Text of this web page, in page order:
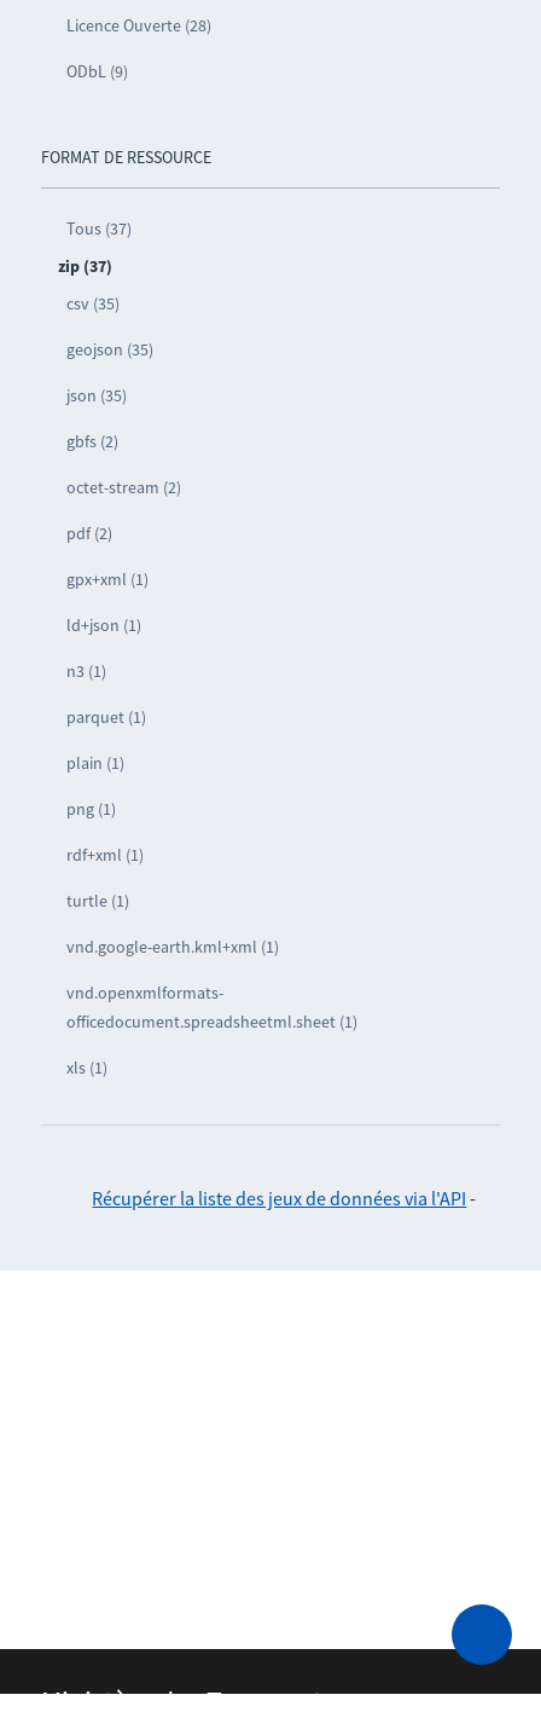
Licence Ouverte (28)
ODbL (9)
FORMAT DE RESSOURCE
Tous (37)
zip (37)
csv (35)
geojson (35)
json (35)
gbfs (2)
octet-stream (2)
pdf (2)
gpx+xml (1)
ld+json (1)
n3 (1)
parquet (1)
plain (1)
png (1)
rdf+xml (1)
turtle (1)
vnd.google-earth.kml+xml (1)
vnd.openxmlformats-
officedocument.spreadsheetml.sheet (1)
xls (1)
Récupérer la liste des jeux de données via l'API -
Ministère des Transports